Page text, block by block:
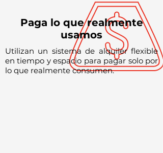
Paga lo que realmente
usamos
Utilizan un sistema de alquiler flexible
en tiempo y espacio para pagar solo por
lo que realmente consumen.